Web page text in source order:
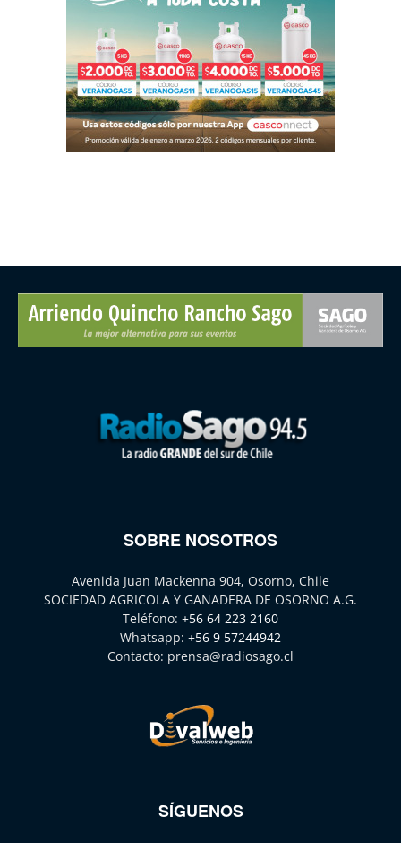
SOBRE NOSOTROS
Avenida Juan Mackenna 904, Osorno, Chile
SOCIEDAD AGRICOLA Y GANADERA DE OSORNO A.G.
Teléfono: +56 64 223 2160
Whatsapp: +56 9 57244942
Contacto: prensa@radiosago.cl
SÍGUENOS